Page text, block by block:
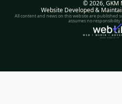
© 2026,GKM
Website Developed &
All content and news on this website are published
assumes no responsibility